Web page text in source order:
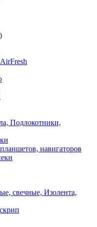
Подлокотники,
навигаторов
свечные, Изолента,